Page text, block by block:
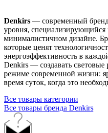
Denkirs — современный бренд
уровня,
минималистичном дизайне.
которые ценят
энергоэффективность в
Denkirs — создавать
режиме современной жизни:
время суток, когда это
Все товары категории
Все товары бренда Denkirs